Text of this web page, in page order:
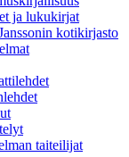
ja lukukirjat
kotikirjasto
taiteilijat